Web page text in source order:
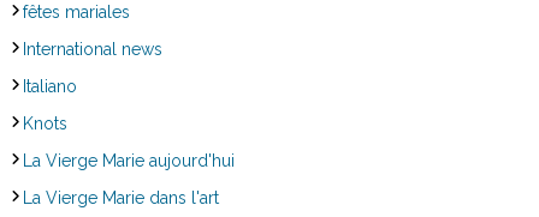
fêtes mariales
International news
Italiano
Knots
La Vierge Marie aujourd'hui
La Vierge Marie dans l'art